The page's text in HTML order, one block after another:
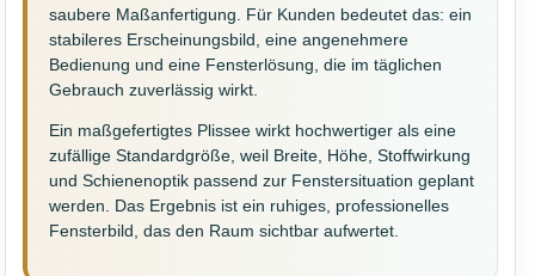
saubere Maßanfertigung. Für Kunden bedeutet das: ein
stabileres Erscheinungsbild, eine angenehmere
Bedienung und eine Fensterlösung, die im täglichen
Gebrauch zuverlässig wirkt.
Ein maßgefertigtes Plissee wirkt hochwertiger als eine
zufällige Standardgröße, weil Breite, Höhe, Stoffwirkung
und Schienenoptik passend zur Fenstersituation geplant
werden. Das Ergebnis ist ein ruhiges, professionelles
Fensterbild, das den Raum sichtbar aufwertet.